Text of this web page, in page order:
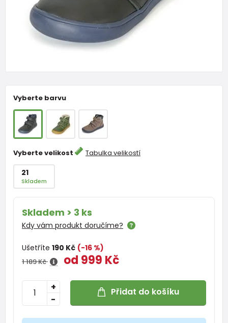
Vyberte barvu
Vyberte velikost Tabulka velikostí
21
Skladem
Skladem > 3 ks
Kdy vám produkt doručíme?
Ušetříte 190 Kč (-16 %)
1 189 Kč od 999 Kč
-
+ Přidat do košíku